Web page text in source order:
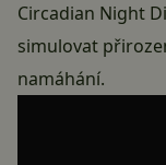
Circadian Night
simulovat
namáhání.